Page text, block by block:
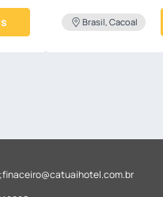
Brasil, Cacoal
;finaceiro@catuaihotel.com.br